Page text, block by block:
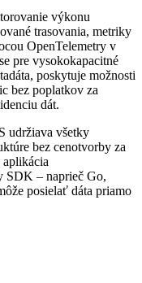
výkonu
trasovania, metriky
OpenTelemetry v
pre vysokokapacitné
poskytuje možnosti
bez poplatkov za
dát.
udržiava všetky
bez cenotvorby za
SDK – naprieč Go,
posielať dáta priamo